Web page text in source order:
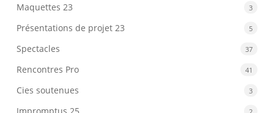
Maquettes 23 3
Présentations de projet 23 5
Spectacles 37
Rencontres Pro 41
Cies soutenues 3
Impromptus 25 2